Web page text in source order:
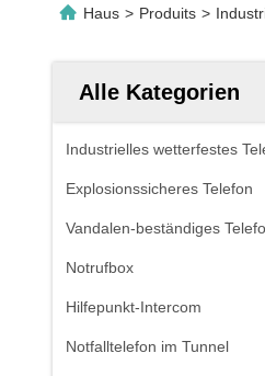
Haus > Produits >
Alle Kategorien
Industrielles wetterfestes
Explosionssicheres Telefon
Vandalen-beständiges
Notrufbox
Hilfepunkt-Intercom
Notfalltelefon im Tunnel